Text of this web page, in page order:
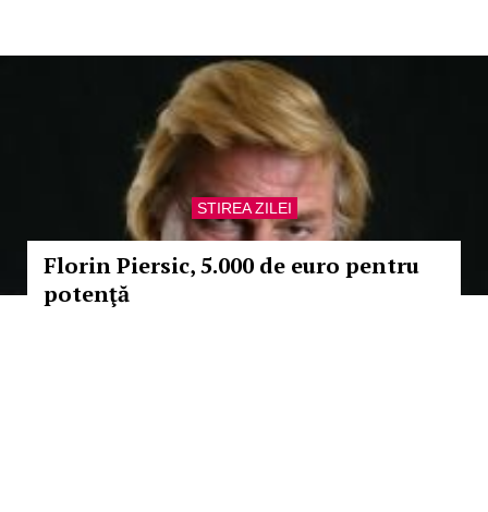
STIREA ZILEI
Florin Piersic, 5.000 de euro pentru
potenţă